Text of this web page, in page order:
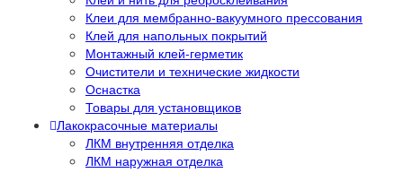
Клеи для мембранно-вакуумного прессования
Клей для напольных покрытий
Монтажный клей-герметик
Очистители и технические жидкости
Оснастка
Товары для установщиков
Лакокрасочные материалы
ЛКМ внутренняя отделка
ЛКМ наружная отделка